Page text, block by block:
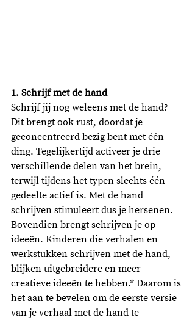
1. Schrijf met de hand
Schrijf jij nog weleens met de hand?
Dit brengt ook rust, doordat je
geconcentreerd bezig bent met één
ding. Tegelijkertijd activeer je drie
verschillende delen van het brein,
terwijl tijdens het typen slechts één
gedeelte actief is. Met de hand
schrijven stimuleert dus je hersenen.
Bovendien brengt schrijven je op
ideeën. Kinderen die verhalen en
werkstukken schrijven met de hand,
blijken uitgebreidere en meer
creatieve ideeën te hebben.* Daarom is
het aan te bevelen om de eerste versie
van je verhaal met de hand te